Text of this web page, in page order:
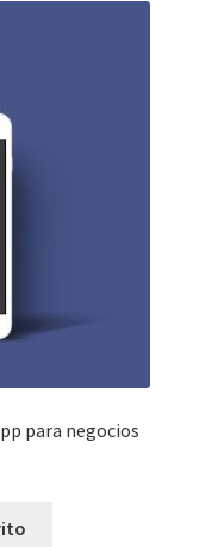
para negocios